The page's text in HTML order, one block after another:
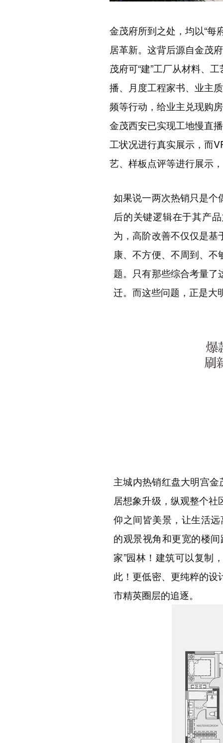
金茂府所到之处，均以“每
居革新。这背后源自金茂
茂府可“建”工厂从材料、
播、月度工程家书、业主
频等行动，给业主兑现购
金茂西安已实现工地慢直
工状况进行真实展示，而
艺、样板点评等进行展示
如果说一两次热销只是
后的关键逻辑在于其产
为，高阶改善不仅仅是
康、不方便、不周到、
题。只有那些综合考量
迁。而这些问题，正是大
主城内热销红盘大明宫
居想象升级，纵观整个
仰之间皆美景，让生活
的观景视角和更宽的楼
家”园林！建筑可以复制
此！更低密、更纯粹的
市精英圈层的追逐。